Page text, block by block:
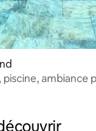
piscine, ambiance